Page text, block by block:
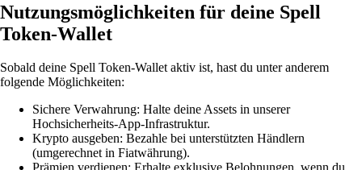
Nutzungsmöglichkeiten für deine Spell
Token-Wallet
Sobald deine Spell Token-Wallet aktiv ist, hast du unter anderem
folgende Möglichkeiten:
Sichere Verwahrung: Halte deine Assets in unserer
Hochsicherheits-App-Infrastruktur.
Krypto ausgeben: Bezahle bei unterstützten Händlern
(umgerechnet in Fiatwährung).